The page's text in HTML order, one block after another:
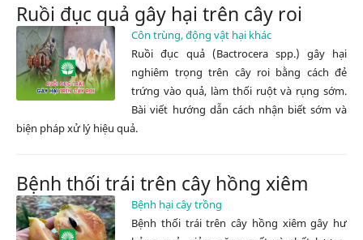
Ruồi đục quả gây hại trên cây roi
Côn trùng, động vật hại khác
Ruồi đục quả (Bactrocera spp.) gây hại
nghiêm trọng trên cây roi bằng cách đẻ
trứng vào quả, làm thối ruột và rụng sớm.
Bài viết hướng dẫn cách nhận biết sớm và
biện pháp xử lý hiệu quả.
Bệnh thối trái trên cây hồng xiêm
Bệnh hại cây trồng
Bệnh thối trái trên cây hồng xiêm gây hư